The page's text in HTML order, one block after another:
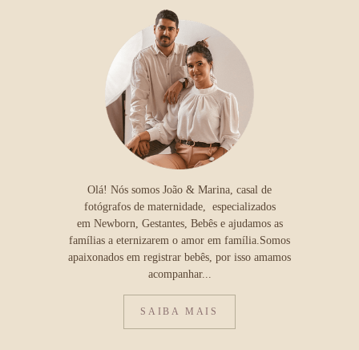
Olá! Nós somos João & Marina, casal de
fotógrafos de maternidade, especializados
em Newborn, Gestantes, Bebês e ajudamos as
famílias a eternizarem o amor em família.Somos
apaixonados em registrar bebês, por isso amamos
acompanhar...
SAIBA MAIS